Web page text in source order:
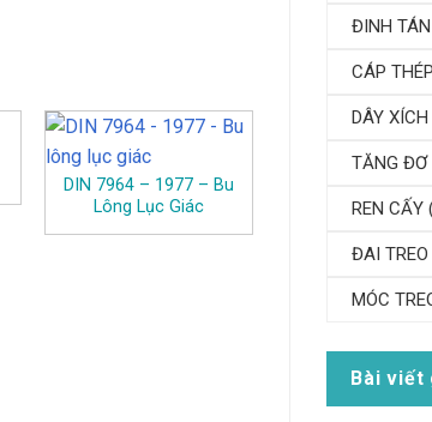
ĐINH TÁN
CÁP THÉP
DÂY
TĂNG
REN CẤY
ĐAI
MÓC
Bài viết
DIN 7964 – 1977 – Bu
Lông Lục Giác
DIN 6922 –